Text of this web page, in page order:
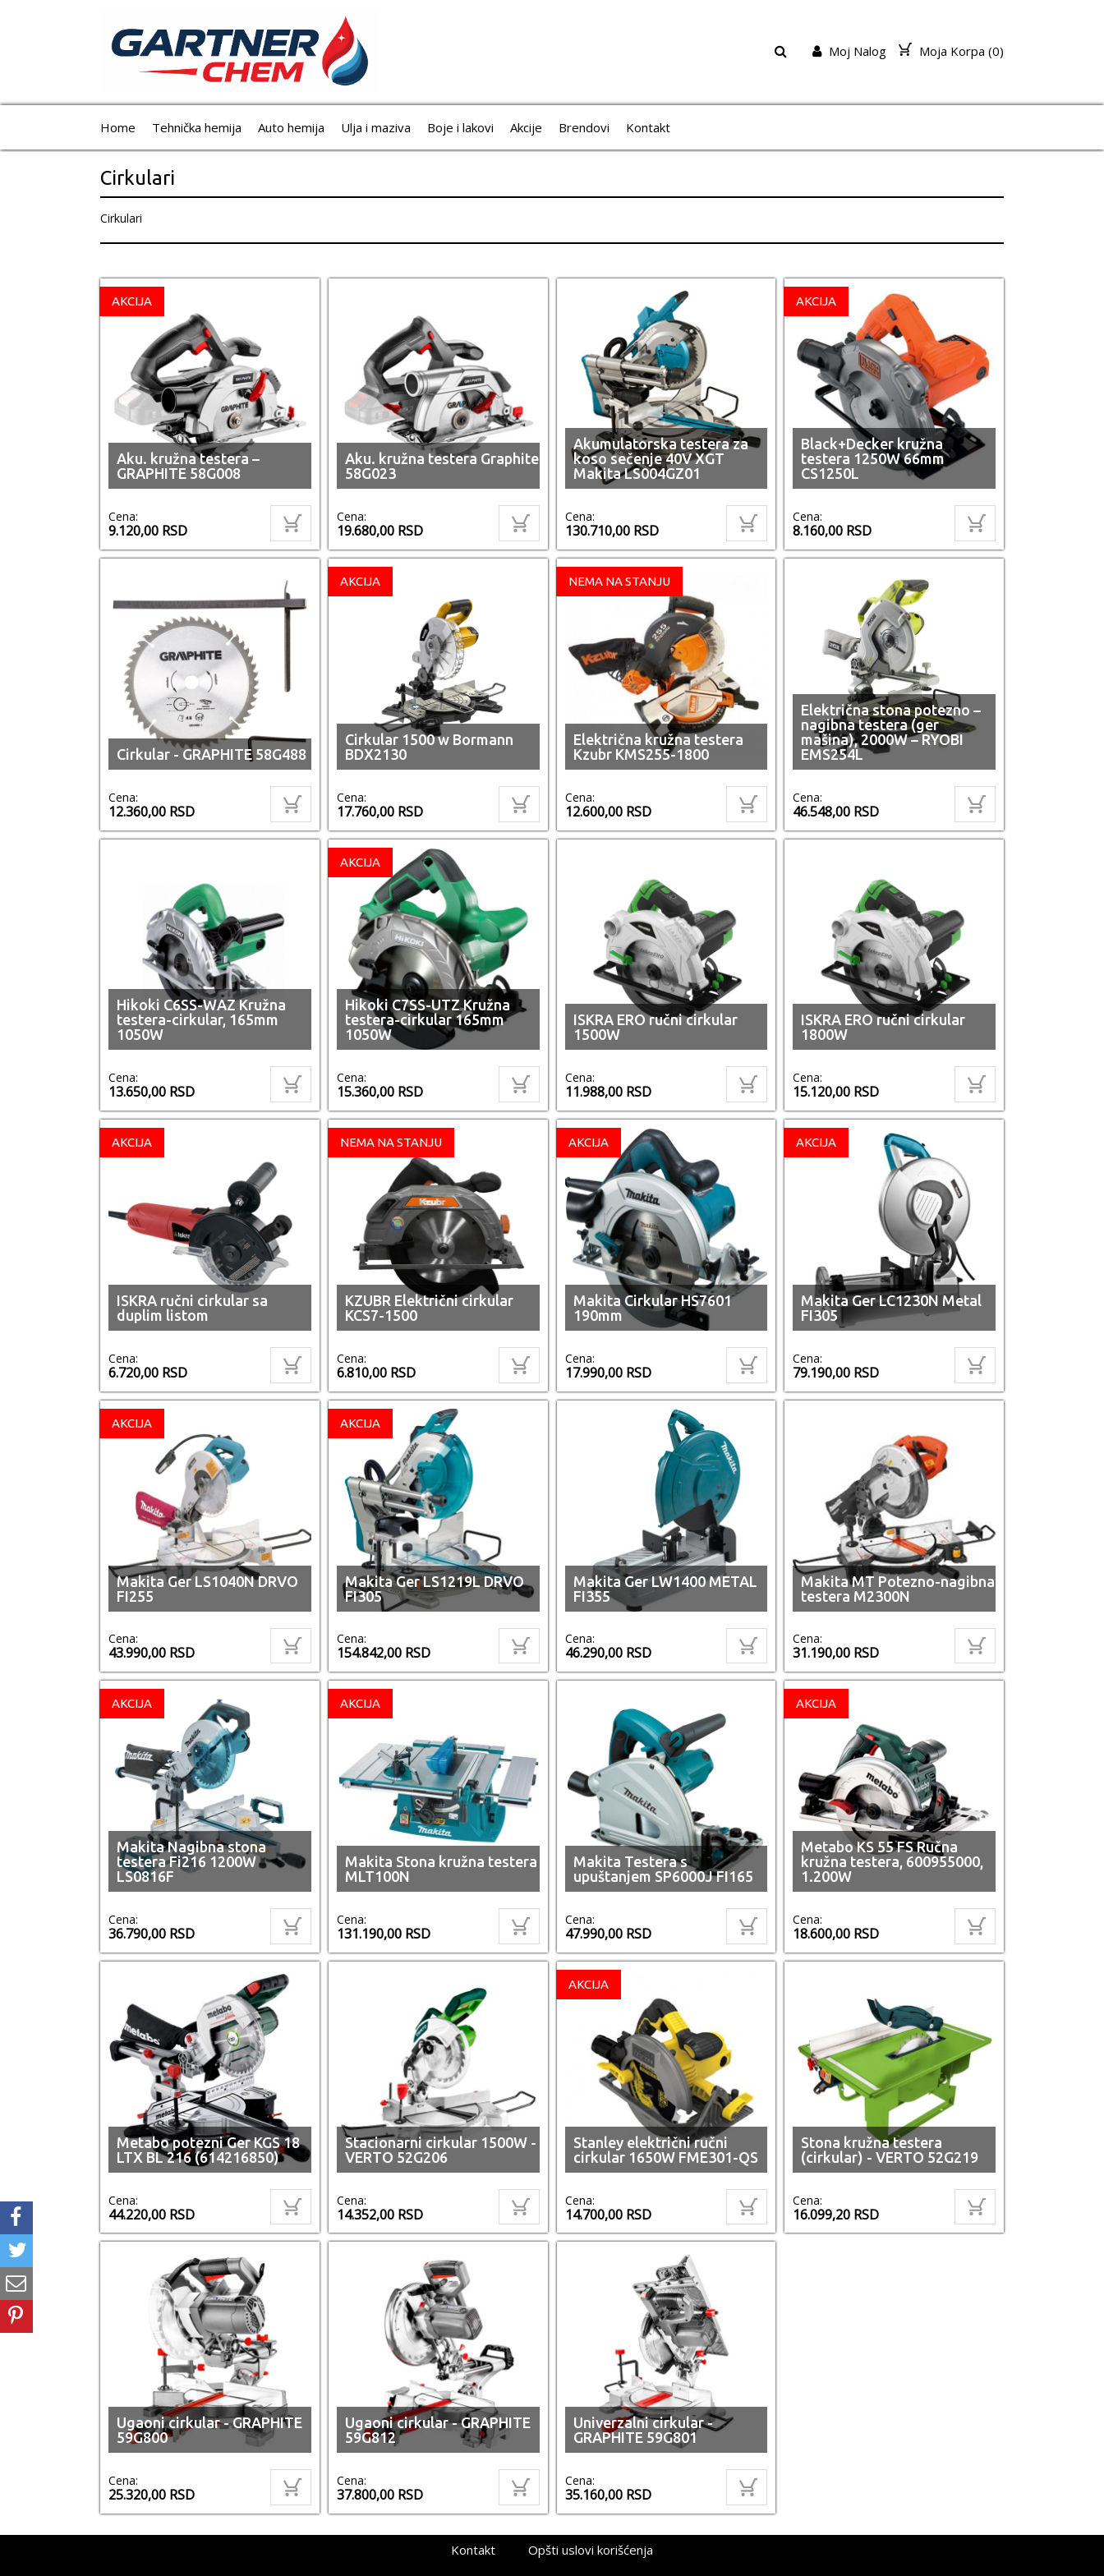
Moja Korpa (0)
Moj Nalog
Home Tehnička hemija Auto hemija Ulja i maziva Boje i lakovi Akcije Brendovi Kontakt
Cirkulari
Cirkulari
AKCIJA
Aku. kružna testera –
GRAPHITE 58G008
Cena:
9.120,00 RSD
Aku. kružna testera Graphite
58G023
Cena:
19.680,00 RSD
Akumulatorska testera za
koso sečenje 40V XGT
Makita LS004GZ01
Cena:
130.710,00 RSD
AKCIJA
Black+Decker kružna
testera 1250W 66mm
CS1250L
Cena:
8.160,00 RSD
Cirkular - GRAPHITE 58G488
Cena:
12.360,00 RSD
AKCIJA
Cirkular 1500 w Bormann
BDX2130
Cena:
17.760,00 RSD
NEMA NA STANJU
Električna kružna testera
Kzubr KMS255-1800
Cena:
12.600,00 RSD
Električna stona potezno –
nagibna testera (ger
mašina), 2000W – RYOBI
EMS254L
Cena:
46.548,00 RSD
Hikoki C6SS-WAZ Kružna
testera-cirkular, 165mm
1050W
Cena:
13.650,00 RSD
AKCIJA
Hikoki C7SS-UTZ Kružna
testera-cirkular 165mm
1050W
Cena:
15.360,00 RSD
ISKRA ERO ručni cirkular
1500W
Cena:
11.988,00 RSD
ISKRA ERO ručni cirkular
1800W
Cena:
15.120,00 RSD
AKCIJA
ISKRA ručni cirkular sa
duplim listom
Cena:
6.720,00 RSD
NEMA NA STANJU
KZUBR Električni cirkular
KCS7-1500
Cena:
6.810,00 RSD
AKCIJA
Makita Cirkular HS7601
190mm
Cena:
17.990,00 RSD
AKCIJA
Makita Ger LC1230N Metal
FI305
Cena:
79.190,00 RSD
AKCIJA
Makita Ger LS1040N DRVO
FI255
Cena:
43.990,00 RSD
AKCIJA
Makita Ger LS1219L DRVO
FI305
Cena:
154.842,00 RSD
Makita Ger LW1400 METAL
FI355
Cena:
46.290,00 RSD
Makita MT Potezno-nagibna
testera M2300N
Cena:
31.190,00 RSD
AKCIJA
Makita Nagibna stona
testera Fi216 1200W
LS0816F
Cena:
36.790,00 RSD
AKCIJA
Makita Stona kružna testera
MLT100N
Cena:
131.190,00 RSD
Makita Testera s
upuštanjem SP6000J FI165
Cena:
47.990,00 RSD
AKCIJA
Metabo KS 55 FS Ručna
kružna testera, 600955000,
1.200W
Cena:
18.600,00 RSD
Metabo potezni Ger KGS 18
LTX BL 216 (614216850)
Cena:
44.220,00 RSD
Stacionarni cirkular 1500W -
VERTO 52G206
Cena:
14.352,00 RSD
AKCIJA
Stanley električni ručni
cirkular 1650W FME301-QS
Cena:
14.700,00 RSD
Stona kružna testera
(cirkular) - VERTO 52G219
Cena:
16.099,20 RSD
Ugaoni cirkular - GRAPHITE
59G800
Cena:
25.320,00 RSD
Ugaoni cirkular - GRAPHITE
59G812
Cena:
37.800,00 RSD
Univerzalni cirkular -
GRAPHITE 59G801
Cena:
35.160,00 RSD
Kontakt Opšti uslovi korišćenja